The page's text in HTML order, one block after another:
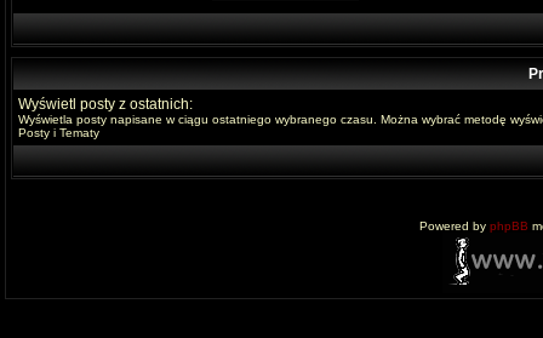
Wyświetl posty z ostatnich:
Wyświetla posty napisane w ciągu ostatniego wybranego czasu. Można wybrać metodę
Posty i Tematy
Powered by phpBB